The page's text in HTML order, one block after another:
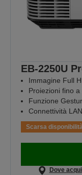
EB-2250U
Immagine Full
Proiezioni fino a
Funzione
Connettività
Scarsa
Dove